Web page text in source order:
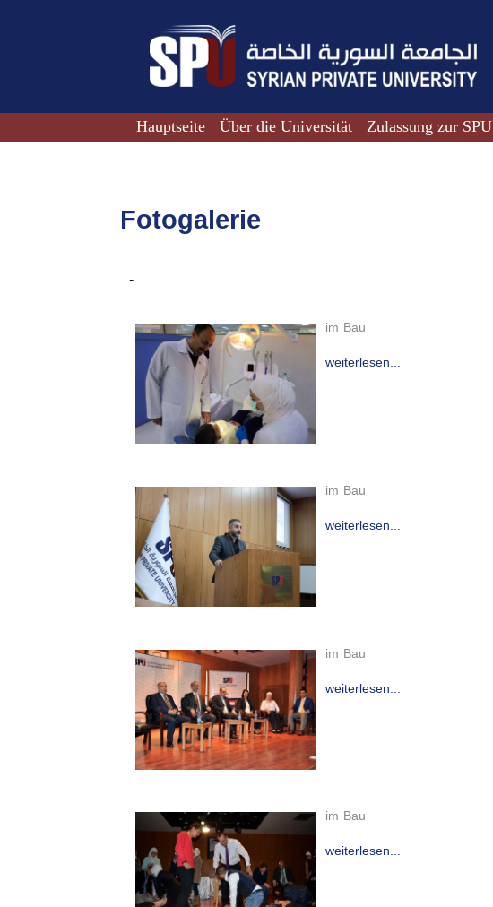
Hauptseite Über die Universität Zulassung zur SPU
Fotogalerie
-
im Bau
weiterlesen...
im Bau
weiterlesen...
im Bau
weiterlesen...
im Bau
weiterlesen...